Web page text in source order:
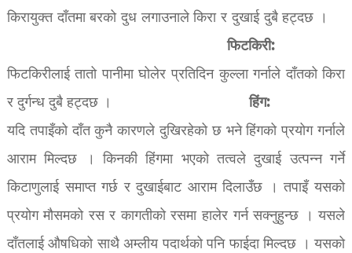
किरायुक्त दाँतमा बरको दुध लगाउनाले किरा र दुखाई दुबै हट्दछ ।
फिटकिरी:
फिटकिरीलाई तातो पानीमा घोलेर प्रतिदिन कुल्ला गर्नाले दाँतको किरा
र दुर्गन्ध दुबै हट्दछ ।हिंग:
यदि तपाइँको दाँत कुनै कारणले दुखिरहेको छ भने हिंगको प्रयोग गर्नाले
आराम मिल्दछ । किनकी हिंगमा भएको तत्वले दुखाई उत्पन्न गर्ने
किटाणुलाई समाप्त गर्छ र दुखाईबाट आराम दिलाउँछ । तपाइँ यसको
प्रयोग मौसमको रस र कागतीको रसमा हालेर गर्न सक्नुहुन्छ । यसले
दाँतलाई औषधिको साथै अम्लीय पदार्थको पनि फाईदा मिल्दछ । यसको